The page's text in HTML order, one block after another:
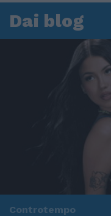
Dai blog
Controtempo